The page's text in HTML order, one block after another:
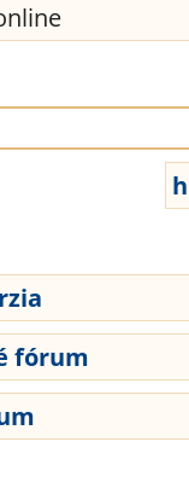
fórum